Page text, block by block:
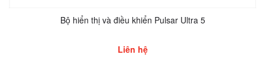
Bộ hiển thị và điều khiển Pulsar Ultra 5
Liên hệ